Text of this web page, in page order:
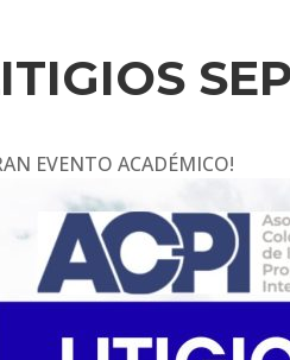
EVENTO ACADÉMICO!